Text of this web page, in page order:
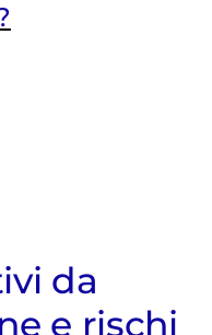
da
e rischi